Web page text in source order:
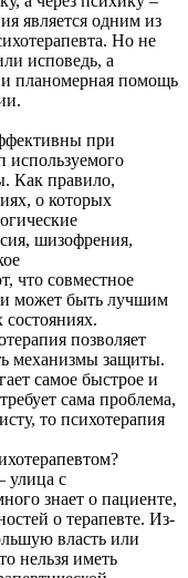
является одним из
Но не
исповедь, а
и планомерная помощь
при
используемого
Как правило,
о которых
шизофрения,
что совместное
может быть лучшим
позволяет
механизмы защиты.
самое быстрое и
сама проблема,
то психотерапия
улица с
знает о пациенте,
о терапевте. Из-
власть или
нельзя иметь